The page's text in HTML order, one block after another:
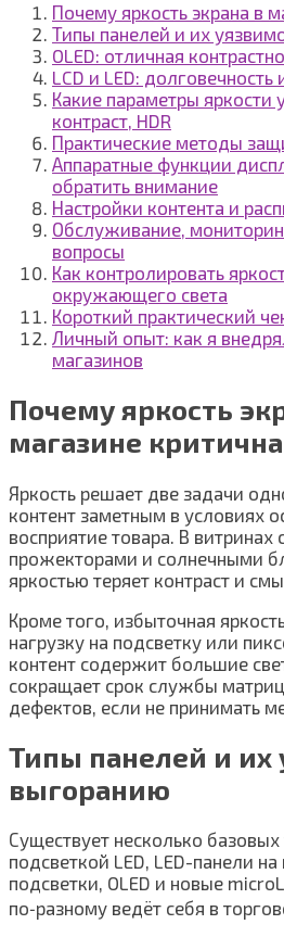
Почему яркость экрана в
Типы панелей и их
OLED: отличная
LCD и LED: долговечность
Какие параметры яркости
контраст, HDR
Практические методы
Аппаратные функции
обратить внимание
Настройки контента и
Обслуживание,
вопросы
Как контролировать
окружающего света
Короткий практический
Личный опыт: как я
магазинов
Почему яркость
магазине критична
Яркость решает две задачи
контент заметным в условиях
восприятие товара. В витринах
прожекторами и солнечными
яркостью теряет контраст и
Кроме того, избыточная
нагрузку на подсветку или
контент содержит большие
сокращает срок службы
дефектов, если не принимать
Типы панелей и их
выгоранию
Существует несколько базовых
подсветкой LED, LED-панели
подсветки, OLED и новые
по‑разному ведёт себя в